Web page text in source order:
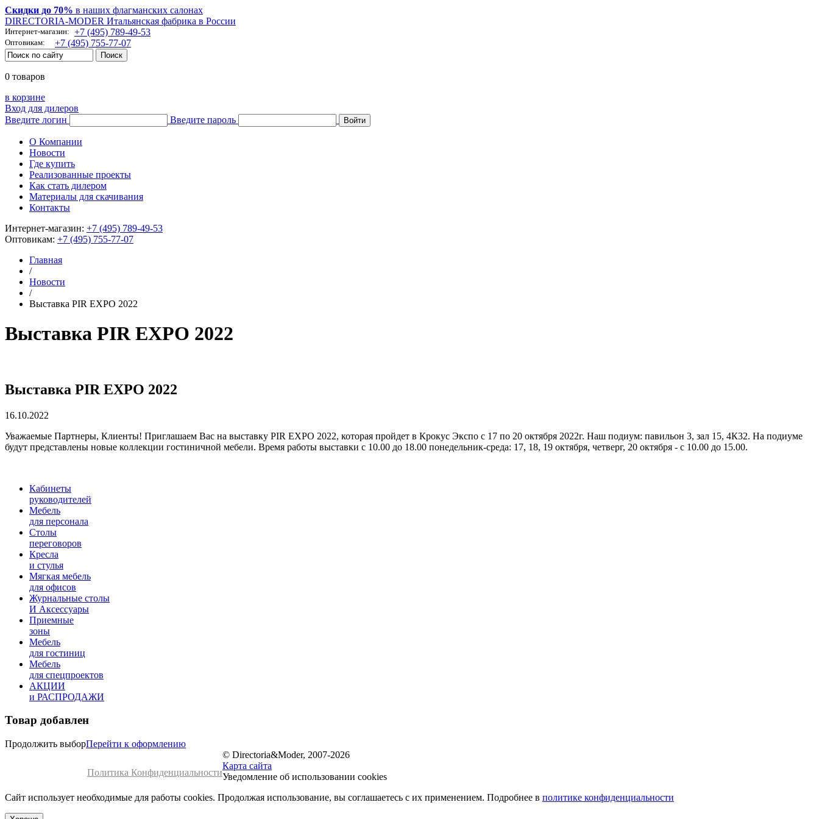
Скидки до 70% в наших флагманских салонах
DIRECTORIA-MODER Итальянская фабрика в России
Интернет-магазин: +7 (495) 789-49-53
Оптовикам: +7 (495) 755-77-07
0 товаров
в корзине
Вход для дилеров
Введите логин
Введите пароль
О Компании
Новости
Где купить
Реализованные проекты
Как стать дилером
Материалы для скачивания
Контакты
Интернет-магазин: +7 (495) 789-49-53
Оптовикам: +7 (495) 755-77-07
Главная
/
Новости
/
Выставка PIR EXPO 2022
Выставка PIR EXPO 2022
Выставка PIR EXPO 2022
16.10.2022
Уважаемые Партнеры, Клиенты! Приглашаем Вас на выставку PIR EXPO 2022, которая пройдет в Крокус Экспо с 17 по 20 октября 2022г. Наш подиум: павильон 3, зал 15, 4К32. На подиуме
будут представлены новые коллекции гостиничной мебели. Время работы выставки с 10.00 до 18.00 понедельник-среда: 17, 18, 19 октября, четверг, 20 октября - с 10.00 до 15.00.
Кабинеты
руководителей
Мебель
для персонала
Столы
переговоров
Кресла
и стулья
Мягкая мебель
для офисов
Журнальные столы
И Аксессуары
Приемные
зоны
Мебель
для гостиниц
Мебель
для cпецпроектов
АКЦИИ
и РАСПРОДАЖИ
Товар добавлен
Продолжить выборПерейти к оформлению
Политика Конфиденциальности
© Directoria&Moder, 2007-2026
Карта сайта
Уведомление об использовании cookies
Сайт использует необходимые для работы cookies. Продолжая использование, вы соглашаетесь с их применением. Подробнее в политике конфиденциальности